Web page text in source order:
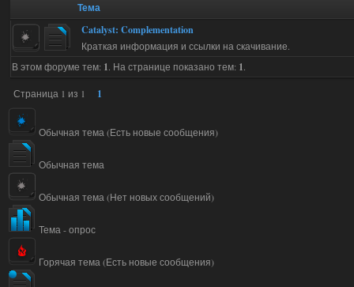
Тема
Catalyst: Complementation
Краткая информация и ссылки на скачивание.
В этом форуме тем: 1. На странице показано тем: 1.
Страница 1 из 1 1
Обычная тема (Есть новые сообщения)
Обычная тема
Обычная тема (Нет новых сообщений)
Тема - опрос
Горячая тема (Есть новые сообщения)